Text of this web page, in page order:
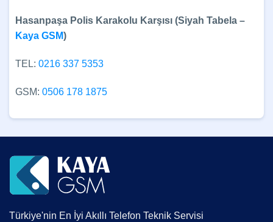
Hasanpaşa Polis Karakolu Karşısı (Siyah Tabela –
Kaya GSM)
TEL: 0216 337 5353
GSM: 0506 178 1875
Türkiye'nin En İyi Akıllı Telefon Teknik Servisi